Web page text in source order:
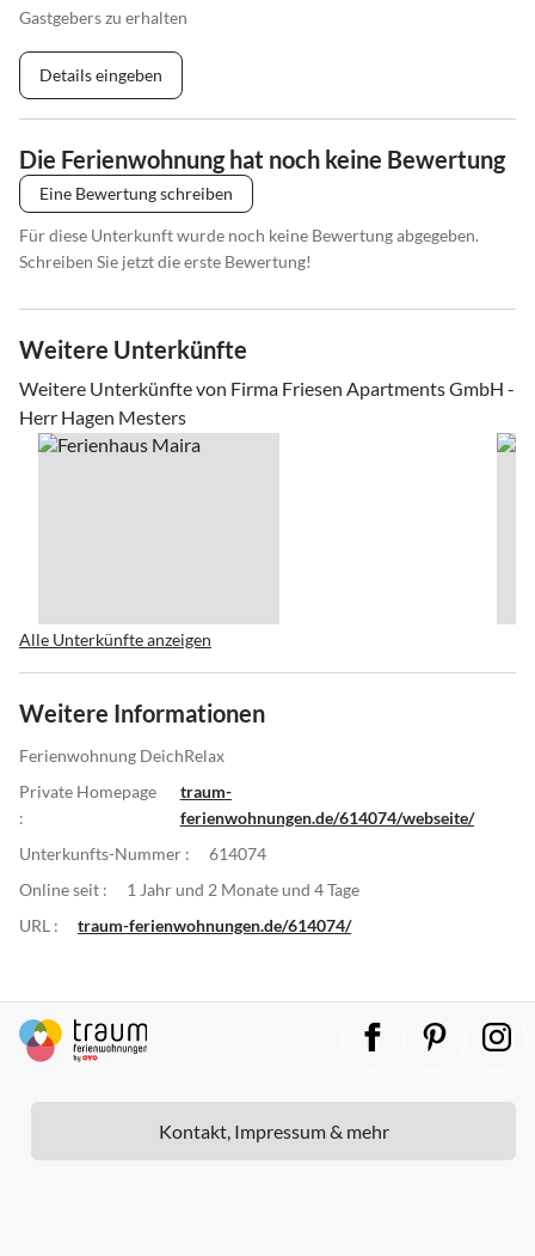
Gastgebers zu erhalten
Details eingeben
Die Ferienwohnung hat noch keine Bewertung
Eine Bewertung schreiben
Für diese Unterkunft wurde noch keine Bewertung abgegeben.
Schreiben Sie jetzt die erste Bewertung!
Weitere Unterkünfte
Weitere Unterkünfte von Firma Friesen Apartments GmbH -
Herr Hagen Mesters
Alle Unterkünfte anzeigen
Weitere Informationen
Ferienwohnung DeichRelax
Private Homepage
:
traum-
ferienwohnungen.de/614074/webseite/
Unterkunfts-Nummer :
614074
Online seit :
1 Jahr und 2 Monate und 4 Tage
URL :
traum-ferienwohnungen.de/614074/
Kontakt, Impressum & mehr